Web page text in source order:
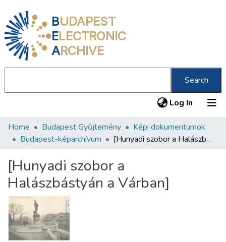
BUDAPEST
ELECTRONIC
ARCHIVE
Search
Log In (current)
Communities & Collections
Statistics
About us
Home Budapest Gyűjtemény
Képi dokumentumok
Budapest-képarchívum
[Hunyadi szobor a Halászbástyán a Várban]
[Hunyadi szobor a
Halászbástyán a Várban]